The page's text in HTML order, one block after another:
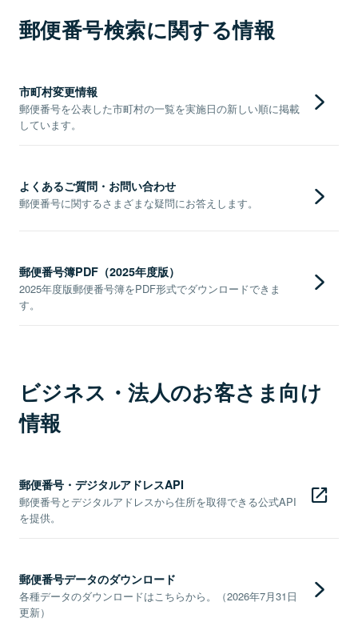
郵便番号検索に関する情報
市町村変更情報
郵便番号を公表した市町村の一覧を実施日の新しい順に掲載
しています。
よくあるご質問・お問い合わせ
郵便番号に関するさまざまな疑問にお答えします。
郵便番号簿PDF（2025年度版）
2025年度版郵便番号簿をPDF形式でダウンロードできま
す。
ビジネス・法人のお客さま向け
情報
郵便番号・デジタルアドレスAPI
郵便番号とデジタルアドレスから住所を取得できる公式API
を提供。
郵便番号データのダウンロード
各種データのダウンロードはこちらから。（2026年7月31日
更新）